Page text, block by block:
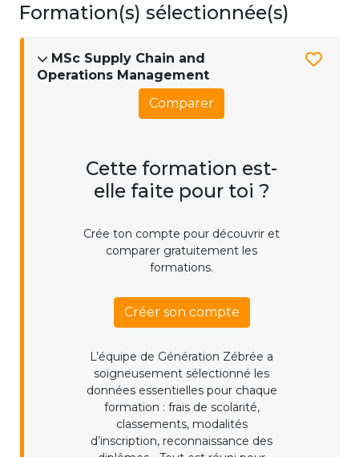
Formation(s) sélectionnée(s)
MSc Supply Chain and
Operations Management
Comparer
Cette formation est-
elle faite pour toi ?
Crée ton compte pour découvrir et
comparer gratuitement les
formations.
Créer son compte
L’équipe de Génération Zébrée a
soigneusement sélectionné les
données essentielles pour chaque
formation : frais de scolarité,
classements, modalités
d’inscription, reconnaissance des